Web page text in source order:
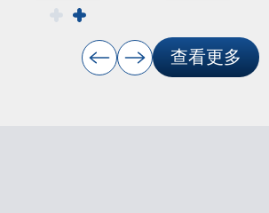
查看更多